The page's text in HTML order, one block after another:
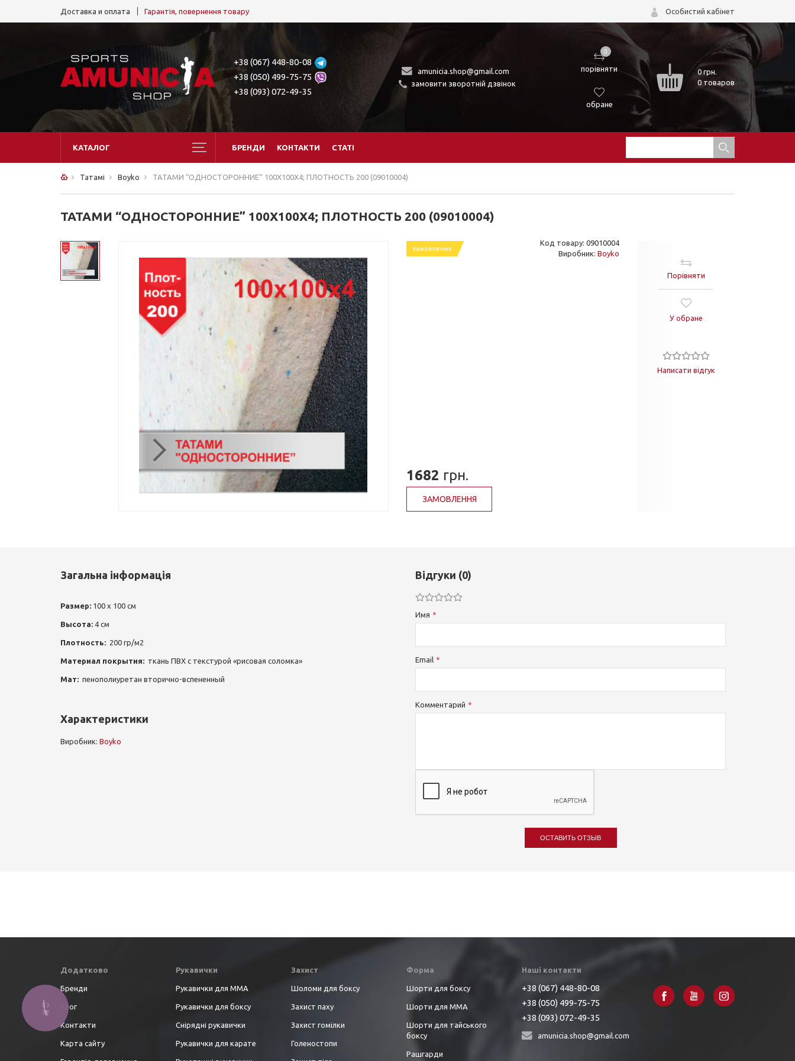
Доставка и оплата Гарантія, повернення товару Особистий кабінет
+38 (067) 448-80-08
+38 (050) 499-75-75
+38 (093) 072-49-35
amunicia.shop@gmail.com
замовити зворотній дзвінок
0
порівняти
обране
0грн.
0 товаров
КАТАЛОГ БРЕНДИ КОНТАКТИ СТАТІ
Татамі Boyko ТАТАМИ “ОДНОСТОРОННИЕ” 100Х100Х4; ПЛОТНОСТЬ 200 (09010004)
ТАТАМИ “ОДНОСТОРОННИЕ” 100Х100Х4; ПЛОТНОСТЬ 200 (09010004)
замовлення
Код товару: 09010004
Виробник: Boyko
1682 грн.
ЗАМОВЛЕННЯ
Порівняти
У обране
Написати відгук
Загальна інформація
Размер: 100 х 100 см
Высота: 4 см
Плотность: 200 гр/м2
Материал покрытия: ткань ПВХ с текстурой «рисовая соломка»
Мат: пенополиуретан вторично-вспененный
Характеристики
Виробник: Boyko
Відгуки (0)
Имя
Email
Комментарий
ОСТАВИТЬ ОТЗЫВ
Додатково
Бренди
Блог
Контакти
Карта сайту
Рукавички
Рукавички для ММА
Рукавички для боксу
Снірядні рукавички
Рукавички для карате
Захист
Шоломи для боксу
Захист паху
Захист гомілки
Голеностопи
Форма
Шорти для боксу
Шорти для ММА
Шорти для тайського
боксу
Рашгарди
Наші контакти
+38 (067) 448-80-08
+38 (050) 499-75-75
+38 (093) 072-49-35
amunicia.shop@gmail.com